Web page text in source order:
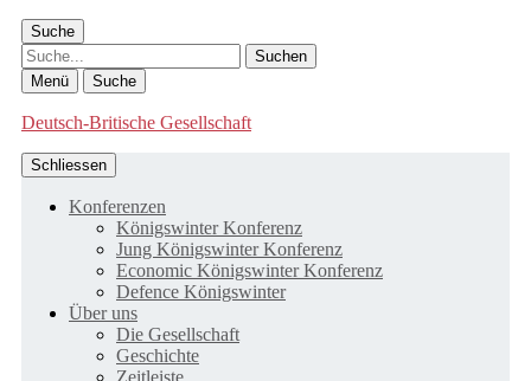
Suche
Suche
Menü Suche
Deutsch-Britische Gesellschaft
Schliessen
Konferenzen
Königswinter Konferenz
Jung Königswinter Konferenz
Economic Königswinter Konferenz
Defence Königswinter
Über uns
Die Gesellschaft
Geschichte
Zeitleiste